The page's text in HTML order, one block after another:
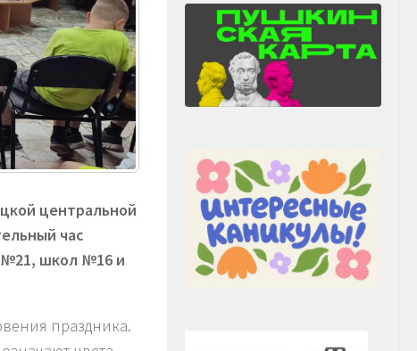
центральной
час
№21, школ №16 и
праздника.